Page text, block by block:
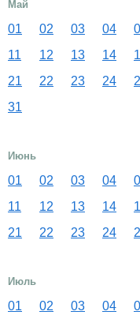
Май
01 02 03 04
11
12 13 14
21
22 23 24
31
Июнь
01 02 03 04
11
12 13 14
21
22 23 24
Июль
01 02 03 04